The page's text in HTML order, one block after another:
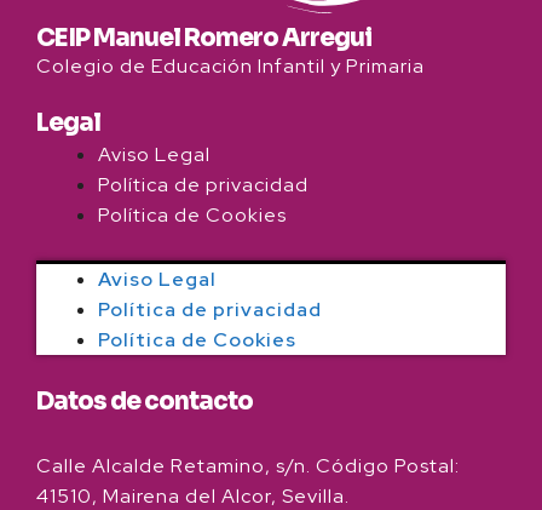
CEIP Manuel Romero Arregui
Colegio de Educación Infantil y Primaria
Legal
Aviso Legal
Política de privacidad
Política de Cookies
Aviso Legal
Política de privacidad
Política de Cookies
Datos de contacto
Calle Alcalde Retamino, s/n. Código Postal:
41510, Mairena del Alcor, Sevilla.